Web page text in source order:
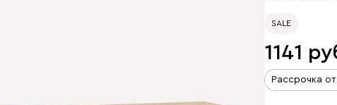
SALE
1141
Рассрочка от